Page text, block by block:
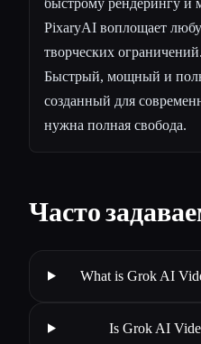
PixaryAI воплощает
творческих ограничений.
Быстрый, мощный и
созданный для
нужна полная свобода.
Часто
What is Grok AI
Is Grok AI